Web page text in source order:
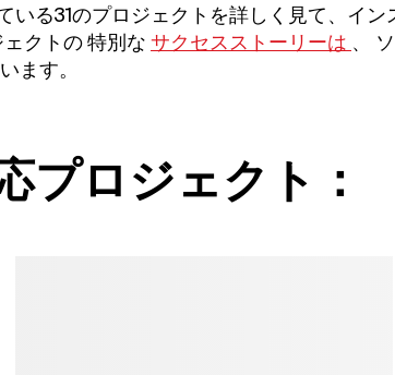
いる31のプロジェクトを詳しく見て、イ
ェクトの 特別な サクセスストーリーは 、
います。
プロジェクト：